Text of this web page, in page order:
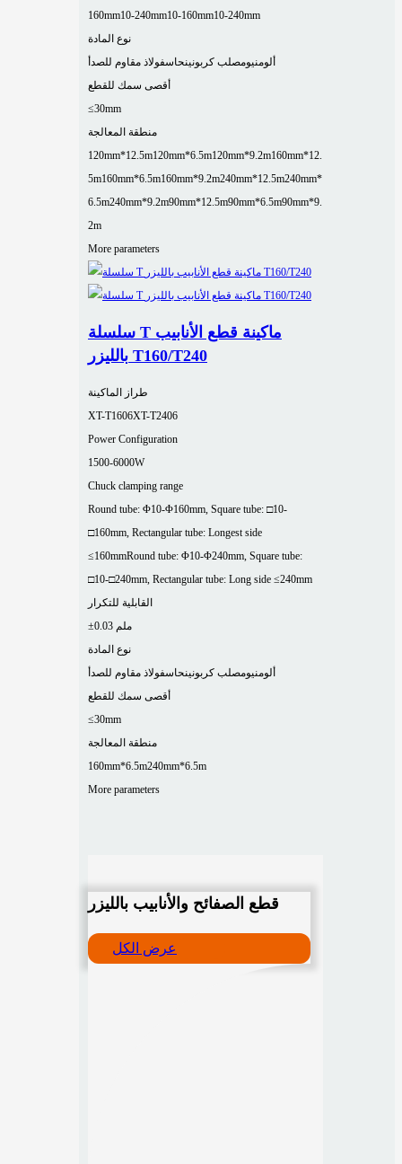
160mm10-240mm10-160mm10-240mm
نوع المادة
ألومنيومصلب كربونينحاسفولاذ مقاوم للصدأ
أقصى سمك للقطع
≤30mm
منطقة المعالجة
120mm*12.5m120mm*6.5m120mm*9.2m160mm*12.
5m160mm*6.5m160mm*9.2m240mm*12.5m240mm*
6.5m240mm*9.2m90mm*12.5m90mm*6.5m90mm*9.
2m
More parameters
سلسلة T ماكينة قطع الأنابيب
بالليزر T160/T240
طراز الماكينة
XT-T1606XT-T2406
Power Configuration
1500-6000W
Chuck clamping range
Round tube: Φ10-Φ160mm, Square tube: □10-
□160mm, Rectangular tube: Longest side
≤160mmRound tube: Φ10-Φ240mm, Square tube:
□10-□240mm, Rectangular tube: Long side ≤240mm
القابلية للتكرار
±0.03 ملم
نوع المادة
ألومنيومصلب كربونينحاسفولاذ مقاوم للصدأ
أقصى سمك للقطع
≤30mm
منطقة المعالجة
160mm*6.5m240mm*6.5m
More parameters
قطع الصفائح والأنابيب بالليزر
عرض الكل